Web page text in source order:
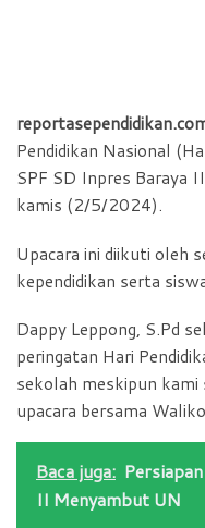
Pendidikan Nasional
SPF SD Inpres Baraya
kamis (2/5/2024).
Upacara ini diikuti oleh
kependidikan serta
Dappy Leppong, S.Pd
peringatan Hari
sekolah meskipun
upacara bersama
Baca juga:
II Menyambut UN